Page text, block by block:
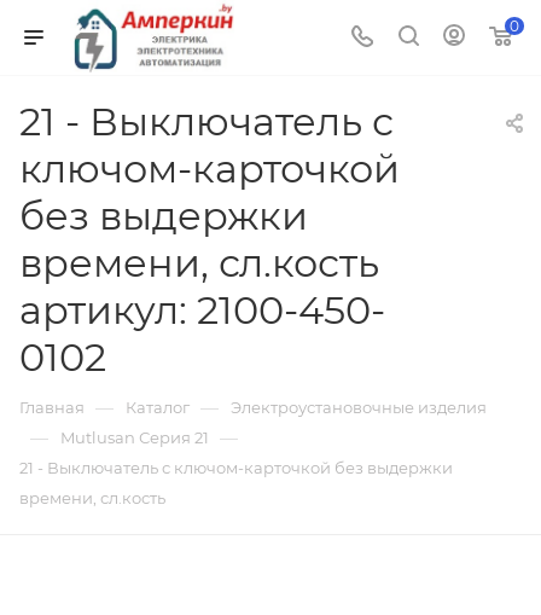
0
21 - Выключатель с
ключом-карточкой
без выдержки
времени, сл.кость
артикул: 2100-450-
0102
Главная — Каталог — Электроустановочные изделия
— Mutlusan Серия 21 —
21 - Выключатель с ключом-карточкой без выдержки
времени, сл.кость